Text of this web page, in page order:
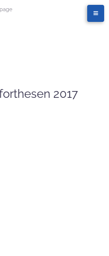
2017